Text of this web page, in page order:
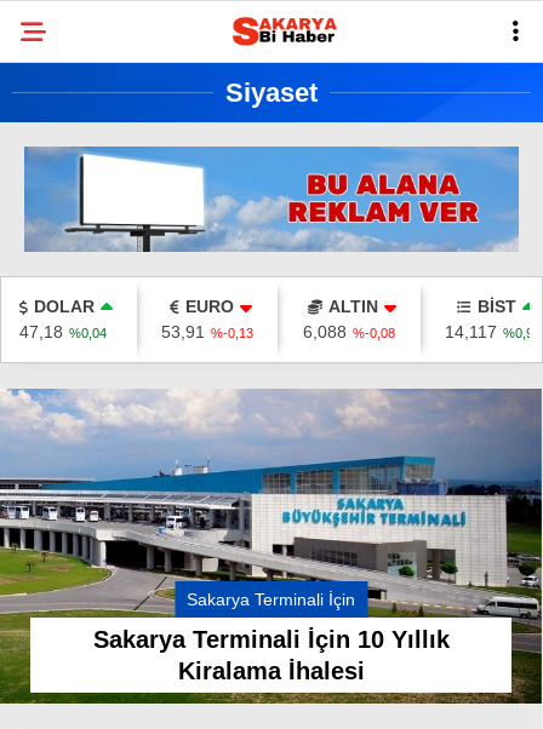
WhatsApp İhbar
Hattı
SAKARYA
BELEDIYELER
SPOR
BI RÖPORTAJ
ESNAF
SIYASET
TARIHI ANLAYALIM
SAĞLIK
TEKNOLOJI
DÜNYADAN
SERVISLER
Siyaset
DOLAR
47,18 %0,04
EURO
53,91
%-0,13
ALTIN
6,088 %-0,08
BİST
14,117 %0,98
Sakarya Terminali İçin
Sakarya Terminali İçin 10 Yıllık
Kiralama İhalesi